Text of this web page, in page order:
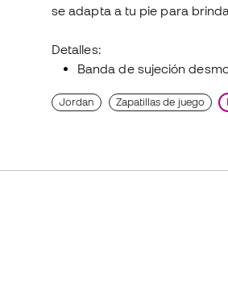
se adapta a tu pie para
Detalles:
Banda de sujeción
Jordan Zapatillas de juego